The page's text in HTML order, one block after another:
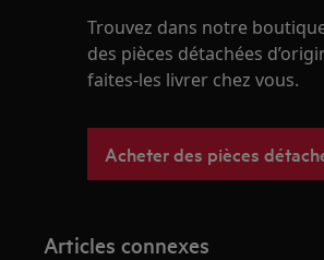
Trouvez dans notre
des pièces détachées
faites-les livrer chez vous.
Acheter des pièces
Articles connexes